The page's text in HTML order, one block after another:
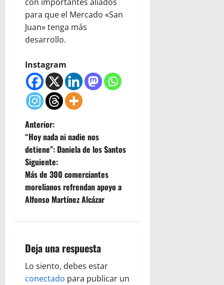
para que el Mercado «San
Juan» tenga más
desarrollo.
Instagram
N
a
v
e
c
i
Anterior:
“Hoy nada ni nadie nos
detiene”: Daniela de los Santos
Siguiente:
Más de 300 comerciantes
morelianos refrendan apoyo a
Alfonso Martínez Alcázar
Deja una respuesta
Lo siento, debes estar
conectado para publicar un